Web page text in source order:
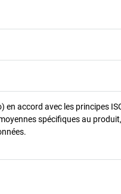
accord avec les principes
spécifiques au